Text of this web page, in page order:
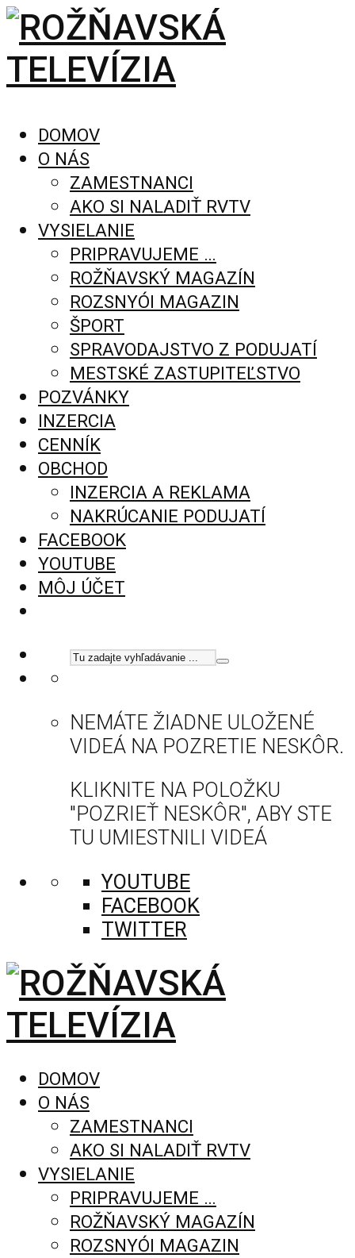
DOMOV
O NÁS
ZAMESTNANCI
AKO SI NALADIŤ RVTV
VYSIELANIE
PRIPRAVUJEME …
ROŽŇAVSKÝ MAGAZÍN
ROZSNYÓI MAGAZIN
ŠPORT
SPRAVODAJSTVO Z PODUJATÍ
MESTSKÉ ZASTUPITEĽSTVO
POZVÁNKY
INZERCIA
CENNÍK
OBCHOD
INZERCIA A REKLAMA
NAKRÚCANIE PODUJATÍ
FACEBOOK
YOUTUBE
MÔJ ÚČET
NEMÁTE ŽIADNE ULOŽENÉ
VIDEÁ NA POZRETIE NESKÔR.
KLIKNITE NA POLOŽKU
"POZRIEŤ NESKÔR", ABY STE
TU UMIESTNILI VIDEÁ
YOUTUBE
FACEBOOK
TWITTER
DOMOV
O NÁS
ZAMESTNANCI
AKO SI NALADIŤ RVTV
VYSIELANIE
PRIPRAVUJEME …
ROŽŇAVSKÝ MAGAZÍN
ROZSNYÓI MAGAZIN